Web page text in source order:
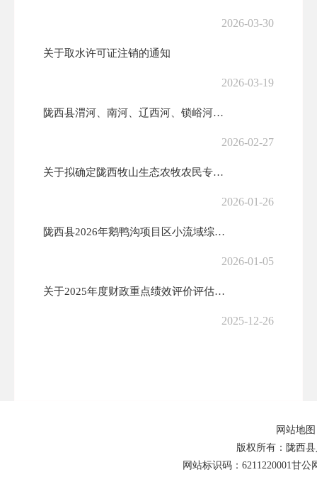
2026-03-30
关于取水许可证注销的通知
2026-03-19
陇西县渭河、南河、辽西河、锁峪河、大咸河、秦祁河县级河长调整名录
2026-02-27
关于拟确定陇西牧山生态农牧农民专业合作社为陇西县2026鹅鸭沟项目区...
2026-01-26
陇西县2026年鹅鸭沟项目区小流域综合治理提质增效项目（以奖代补）申...
2026-01-05
关于2025年度财政重点绩效评价评估反馈问题整改情况的公示
2025-12-26
2025-09-28
陇西县科羊河县级河长调整名录
网站地图
版权所有：陇西
网站标识码：6211220001甘公